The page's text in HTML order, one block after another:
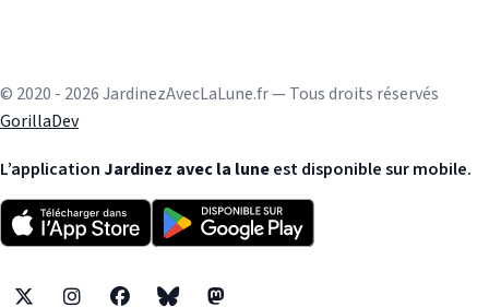
© 2020 - 2026 JardinezAvecLaLune.fr — Tous droits réservés
GorillaDev
L’application Jardinez avec la luneest disponible sur mobile.